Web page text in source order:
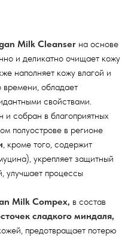
Milk Cleanser на основе
и деликатно очищает кожу
наполняет кожу влагой и
времени, обладает
свойствами.
и собран в благоприятных
полуострове в регионе
, кроме того, содержит
укрепляет защитный
улучшает процессы
Milk Compex, в состав
сладкого миндаля,
предотвращает потерю